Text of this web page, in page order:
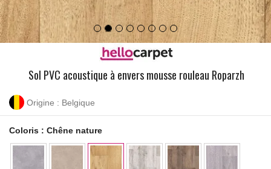
Sol PVC acoustique à envers mousse rouleau Roparzh
Origine : Belgique
Coloris : Chêne nature